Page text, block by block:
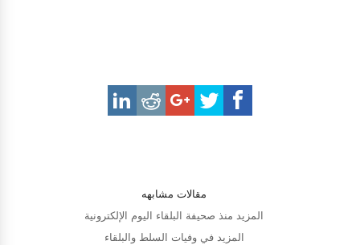
مقالات مشابهه
المزيد منذ صحيفة البلقاء اليوم الإلكترونية
المزيد في وفيات السلط والبلقاء